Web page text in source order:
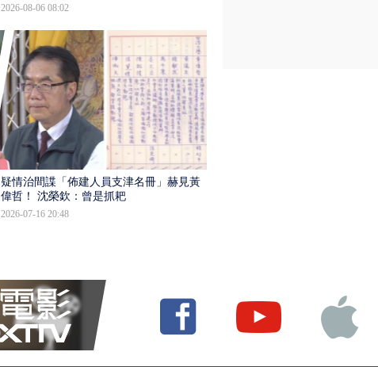
2026-08-06 08:02
疑情治間諜「佈建人員支津名冊」赫見黃
偉哲！ 沈榮欽：曾是抓耙
2026-07-16 20:48